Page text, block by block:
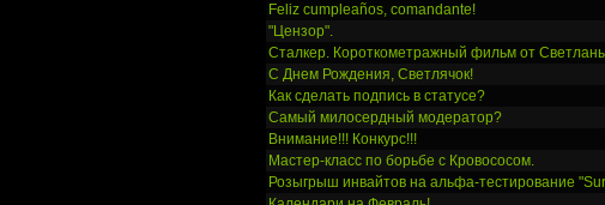
Feliz cumpleaños, comandante!
"Цензор".
Сталкер. Короткометражный фильм от
С Днем Рождения, Светлячок!
Как сделать подпись в статусе?
Самый милосердный модератор?
Внимание!!! Конкурс!!!
Мастер-класс по борьбе с Кровососом.
Розыгрыш инвайтов на альфа-тестирование